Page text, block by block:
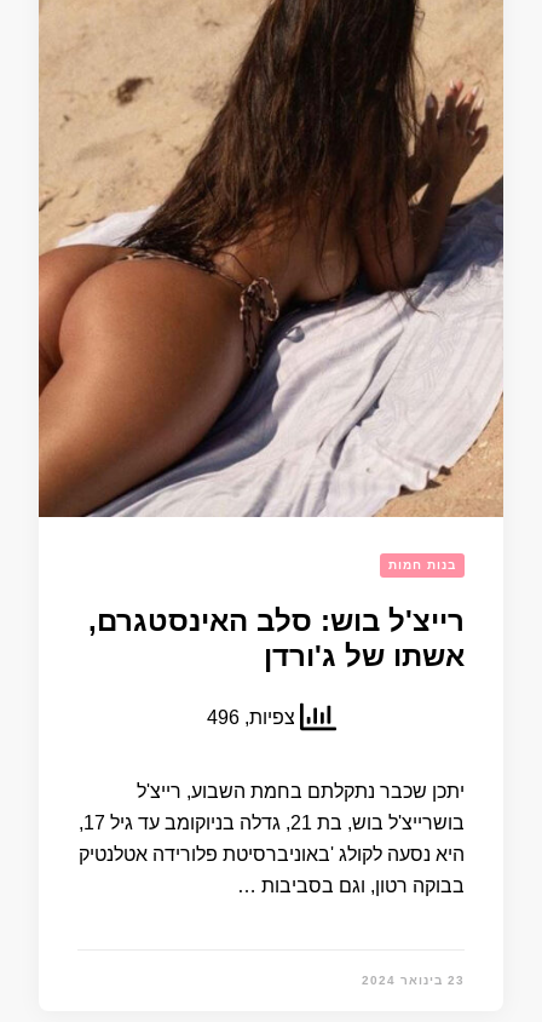
בנות חמות
רייצ'ל בוש: סלב האינסטגרם,
אשתו של ג'ורדן
צפיות, 496
יתכן שכבר נתקלתם בחמת השבוע, רייצ'ל
בושרייצ'ל בוש, בת 21, גדלה בניוקומב עד גיל 17,
היא נסעה לקולג 'באוניברסיטת פלורידה אטלנטיק
בבוקה רטון, וגם בסביבות …
23 בינואר 2024